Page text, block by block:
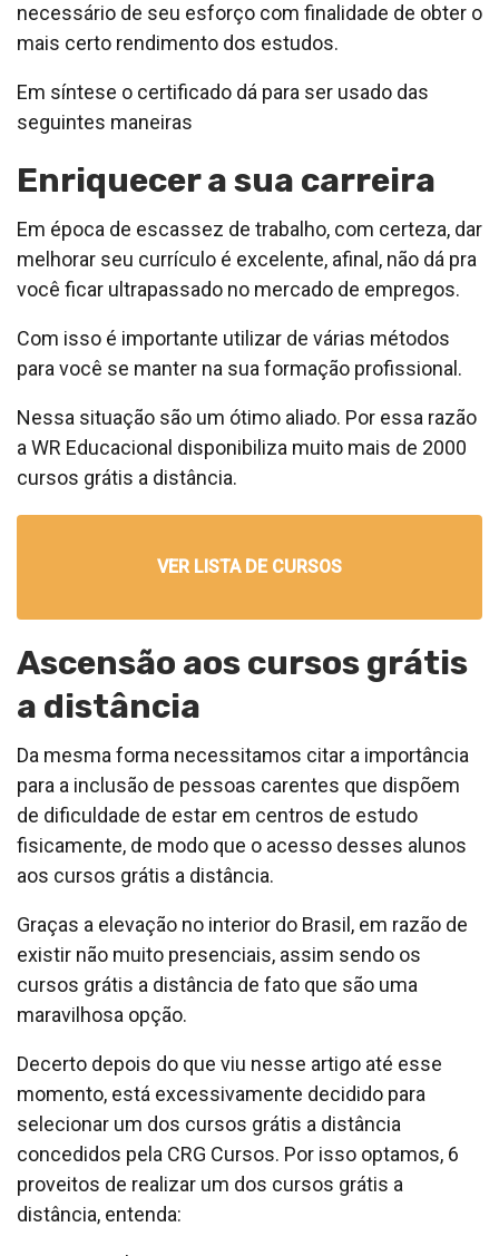
necessário de seu esforço com finalidade de obter o
mais certo rendimento dos estudos.
Em síntese o certificado dá para ser usado das
seguintes maneiras
Enriquecer a sua carreira
Em época de escassez de trabalho, com certeza, dar
melhorar seu currículo é excelente, afinal, não dá pra
você ficar ultrapassado no mercado de empregos.
Com isso é importante utilizar de várias métodos
para você se manter na sua formação profissional.
Nessa situação são um ótimo aliado. Por essa razão
a WR Educacional disponibiliza muito mais de 2000
cursos grátis a distância.
VER LISTA DE CURSOS
Ascensão aos cursos grátis
a distância
Da mesma forma necessitamos citar a importância
para a inclusão de pessoas carentes que dispõem
de dificuldade de estar em centros de estudo
fisicamente, de modo que o acesso desses alunos
aos cursos grátis a distância.
Graças a elevação no interior do Brasil, em razão de
existir não muito presenciais, assim sendo os
cursos grátis a distância de fato que são uma
maravilhosa opção.
Decerto depois do que viu nesse artigo até esse
momento, está excessivamente decidido para
selecionar um dos cursos grátis a distância
concedidos pela CRG Cursos. Por isso optamos, 6
proveitos de realizar um dos cursos grátis a
distância, entenda: